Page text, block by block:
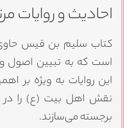
احادیث و روایات
کتاب سلیم بن قیس حاوی
است که به تبیین اصول و
این روایات به ویژه بر
نقش اهل بیت (ع) را در
برجسته می‌سازند.